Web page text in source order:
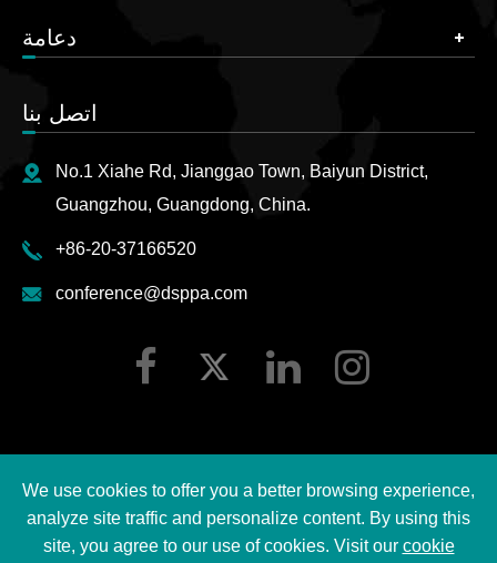
دعامة
اتصل بنا
No.1 Xiahe Rd, Jianggao Town, Baiyun District,
Guangzhou, Guangdong, China.
+86-20-37166520
conference@dsppa.com
حقوق الطبع ©
2026 Guangzhou DSPPA Audio Co., Ltd.
We use cookies to offer you a better browsing experience,
analyze site traffic and personalize content. By using this
site, you agree to our use of cookies. Visit our cookie